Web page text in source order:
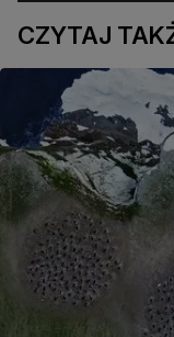
CZYTAJ